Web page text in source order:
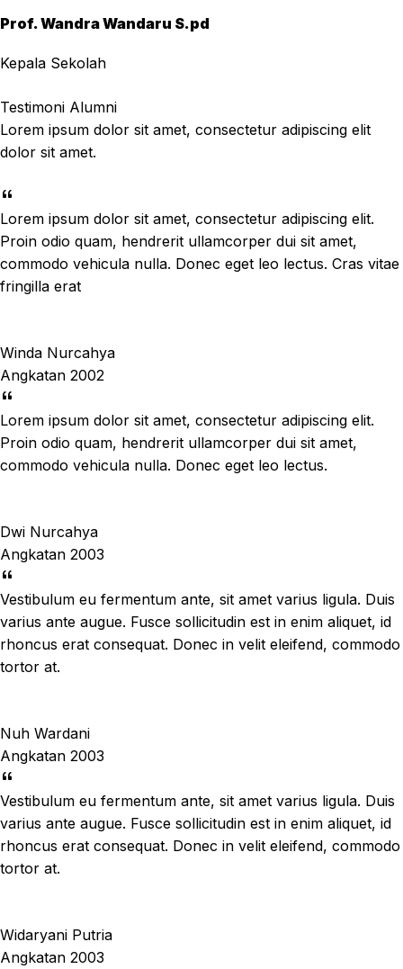
Prof. Wandra Wandaru S.pd
Kepala Sekolah
Testimoni Alumni
Lorem ipsum dolor sit amet, consectetur adipiscing elit
dolor sit amet.
Lorem ipsum dolor sit amet, consectetur adipiscing elit.
Proin odio quam, hendrerit ullamcorper dui sit amet,
commodo vehicula nulla. Donec eget leo lectus. Cras vitae
fringilla erat
Winda Nurcahya
Angkatan 2002
Lorem ipsum dolor sit amet, consectetur adipiscing elit.
Proin odio quam, hendrerit ullamcorper dui sit amet,
commodo vehicula nulla. Donec eget leo lectus.
Dwi Nurcahya
Angkatan 2003
Vestibulum eu fermentum ante, sit amet varius ligula. Duis
varius ante augue. Fusce sollicitudin est in enim aliquet, id
rhoncus erat consequat. Donec in velit eleifend, commodo
tortor at.
Nuh Wardani
Angkatan 2003
Vestibulum eu fermentum ante, sit amet varius ligula. Duis
varius ante augue. Fusce sollicitudin est in enim aliquet, id
rhoncus erat consequat. Donec in velit eleifend, commodo
tortor at.
Widaryani Putria
Angkatan 2003